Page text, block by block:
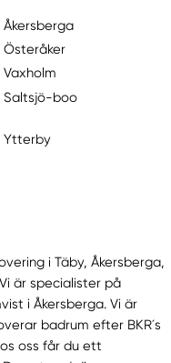
Åkersberga
Österåker
Vaxholm
Saltsjö-boo
Ytterby
i Täby, Åkersberga,
är specialister på
i Åkersberga. Vi är
badrum efter BKR´s
oss får du ett